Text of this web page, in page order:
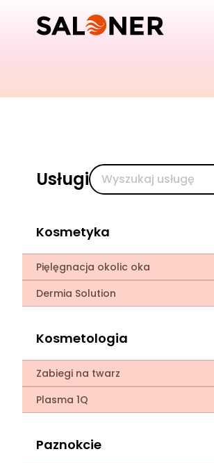
Usługi
Kosmetyka
Pięlęgnacja okolic oka
Dermia Solution
Kosmetologia
Zabiegi na twarz
Plasma 1Q
Paznokcie